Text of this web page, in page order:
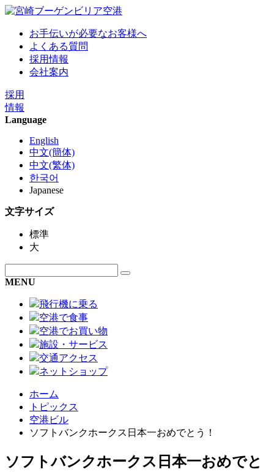
お手伝いが必要なお客様へ
よくある質問
採用情報
会社案内
採用
情報
Language
English
中文(簡体)
中文(繁体)
한국어
Japanese
文字サイズ
標準
大
MENU
飛行機に乗る
空港で食事
空港でお買い物
施設・サービス
交通アクセス
ネットショップ
ホーム
トピックス
空港ビル
ソフトバンクホークス日本一おめでとう！
ソフトバンクホークス日本一おめでと